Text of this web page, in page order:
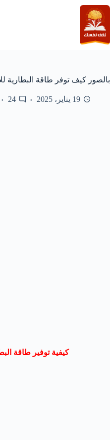
التجاوز
إلى
المحتوى
بالصور كيف توفر طاقة البطارية
19 يناير، 2025 24
كيفية توفير طاقة